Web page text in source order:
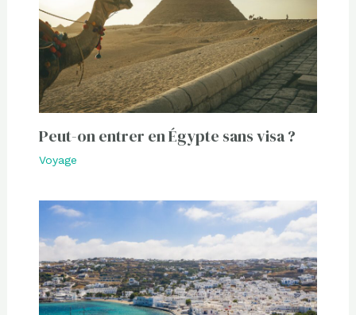
Peut-on entrer en Égypte sans visa ?
Voyage